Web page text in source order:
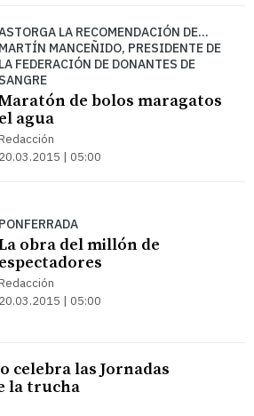
LA RECOMENDACIÓN DE...
MARTÍN MANCEÑIDO, PRESIDENTE DE
LA FEDERACIÓN DE DONANTES DE
SANGRE
de bolos maragatos
el agua
20.03.2015 | 05:00
PONFERRADA
obra del millón de
espectadores
20.03.2015 | 05:00
celebra las Jornadas
la trucha